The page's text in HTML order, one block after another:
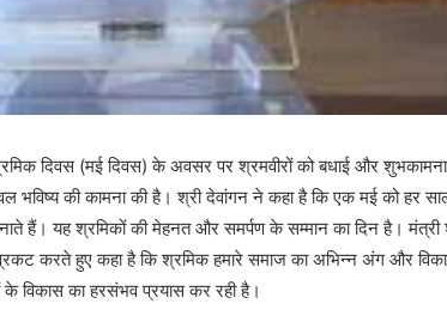
दिवस (मई दिवस) के अवसर पर श्रमवीरों को बधाई और
की कामना की है। श्री देवांगन ने कहा है कि एक मई को हर
हैं। यह श्रमिकों की मेहनत और समर्पण के सम्मान का दिन है। मंत्री
करते हुए कहा है कि श्रमिक हमारे समाज का अभिन्न अंग और
विकास का हरसंभव प्रयास कर रही है।